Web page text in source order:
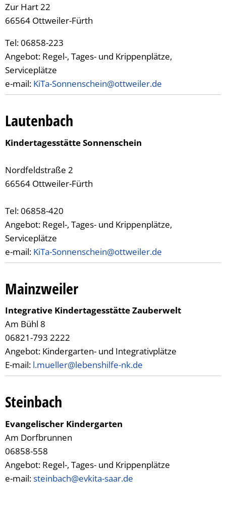
Zur Hart 22
66564 Ottweiler-Fürth
Tel: 06858-223
Angebot: Regel-, Tages- und Krippenplätze,
Serviceplätze
e-mail: KiTa-Sonnenschein@ottweiler.de
Lautenbach
Kindertagesstätte Sonnenschein
Nordfeldstraße 2
66564 Ottweiler-Fürth
Tel: 06858-420
Angebot: Regel-, Tages- und Krippenplätze,
Serviceplätze
e-mail: KiTa-Sonnenschein@ottweiler.de
Mainzweiler
Integrative Kindertagesstätte Zauberwelt
Am Bühl 8
06821-793 2222
Angebot: Kindergarten- und Integrativplätze
E-mail: l.mueller@lebenshilfe-nk.de
Steinbach
Evangelischer Kindergarten
Am Dorfbrunnen
06858-558
Angebot: Regel-, Tages- und Krippenplätze
e-mail:steinbach@evkita-saar.de